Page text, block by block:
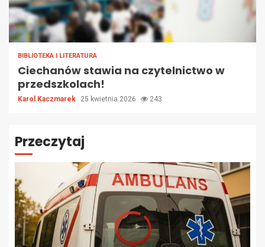
BIBLIOTEKA I LITERATURA
Ciechanów stawia na czytelnictwo w
przedszkolach!
Karol Kaczmarek 25 kwietnia 2026 243
Przeczytaj